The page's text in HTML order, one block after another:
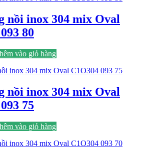
nồi inox 304 mix Oval
80
vào giỏ hàng
nồi inox 304 mix Oval
75
vào giỏ hàng